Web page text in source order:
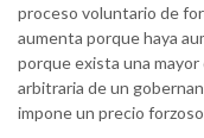
proceso voluntario de
aumenta porque haya
porque exista una mayor
arbitraria de un
impone un precio